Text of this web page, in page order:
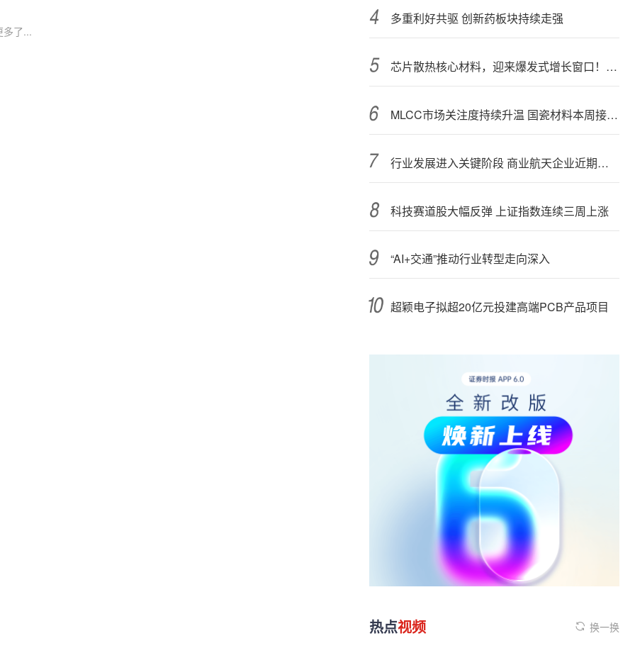
多了...
多重利好共驱 创新药板块持续走强
芯片散热核心材料，迎来爆发式增长窗口！3只概念股年内涨幅翻倍
MLCC市场关注度持续升温 国瓷材料本周接受152家机构调研
行业发展进入关键阶段 商业航天企业近期密集融资
科技赛道股大幅反弹 上证指数连续三周上涨
“AI+交通”推动行业转型走向深入
超颖电子拟超20亿元投建高端PCB产品项目
热点视频 换一换